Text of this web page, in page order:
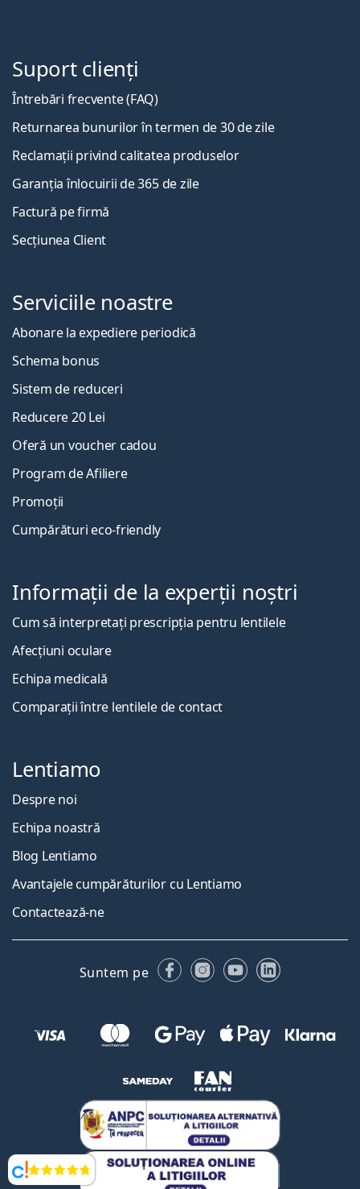
Opinii
Suport clienți
Întrebări frecvente (FAQ)
Returnarea bunurilor în termen de 30 de zile
Reclamații privind calitatea produselor
Garanția înlocuirii de 365 de zile
Factură pe firmă
Secțiunea Client
Serviciile noastre
Abonare la expediere periodică
Schema bonus
Sistem de reduceri
Reducere 20 Lei
Oferă un voucher cadou
Program de Afiliere
Promoții
Cumpărături eco-friendly
Informații de la experții noștri
Cum să interpretați prescripția pentru lentilele
Afecțiuni oculare
Echipa medicală
Comparații între lentilele de contact
Lentiamo
Despre noi
Echipa noastră
Blog Lentiamo
Avantajele cumpărăturilor cu Lentiamo
Contactează-ne
Suntem pe FacebookInstagram
YouTubeLinkedIn